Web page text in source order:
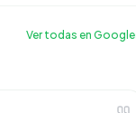
Ver todas en Google